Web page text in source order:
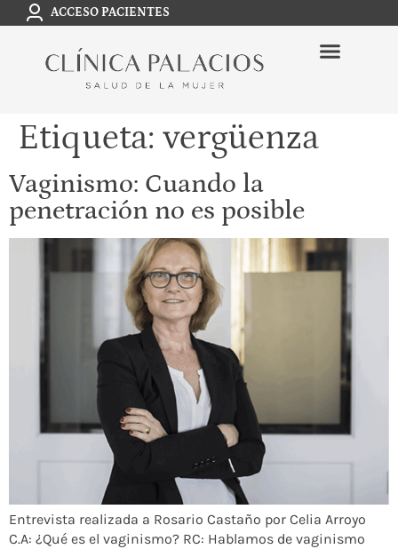
ACCESO PACIENTES
Etiqueta: vergüenza
Vaginismo: Cuando la
penetración no es posible
Entrevista realizada a Rosario Castaño por Celia Arroyo
C.A: ¿Qué es el vaginismo? RC: Hablamos de vaginismo